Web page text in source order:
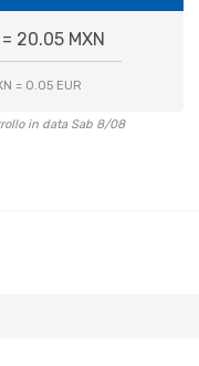
= 20.05 MXN
= 0.05 EUR
in data Sab 8/08